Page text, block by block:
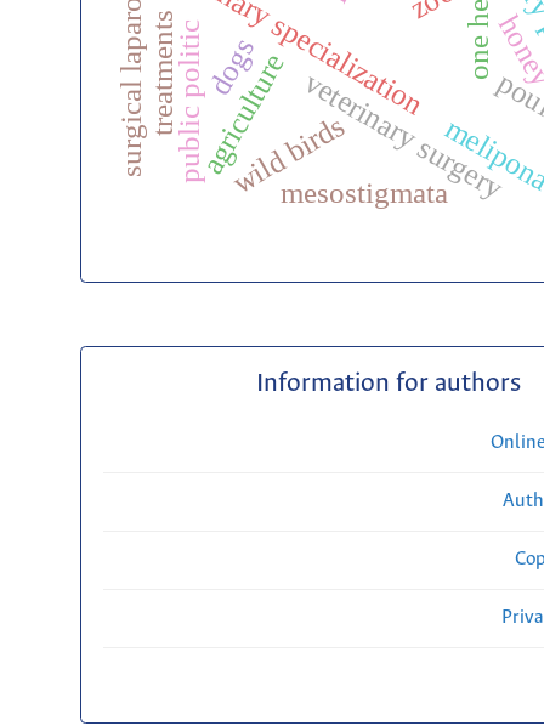
agriculture
public politic
surgical laparoscopy veterinary surgery
wild birds
mesostigmata
dogs
treatments
Information for authors